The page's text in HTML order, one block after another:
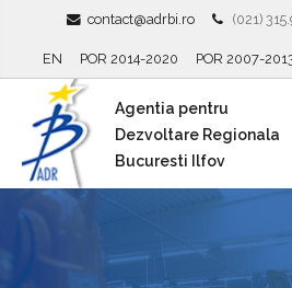
contact@adrbi.ro (021)
EN POR 2014-2020 POR 2007-
Agentia pentru
Dezvoltare Regionala
Bucuresti Ilfov